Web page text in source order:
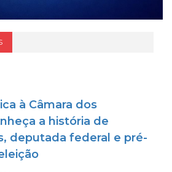
à Câmara dos
a história de
deputada federal e pré-